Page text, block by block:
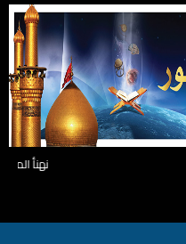
نهنأ المتابعين لموفع النور بوصول المشاهدات الى